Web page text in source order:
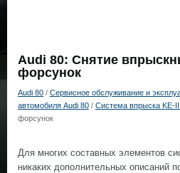
Audi 80: Снятие
форсунок
Audi 80 / Сервисное обслуживание и
автомобиля Audi 80 / Система впрыска KE-
форсунок
Для многих составных элементов
никаких дополнительных описаний